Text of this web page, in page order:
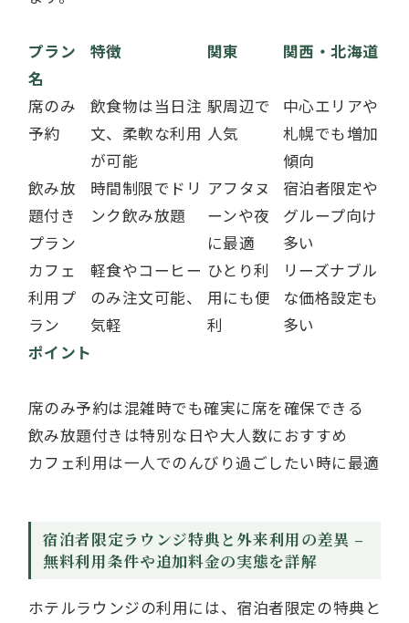
プラン
名
特徴 関東 関西・北海道
席のみ
予約
飲食物は当日注
文、柔軟な利用
が可能
駅周辺で
人気
中心エリアや
札幌でも増加
傾向
飲み放
題付き
プラン
時間制限でドリ
ンク飲み放題
アフタヌ
ーンや夜
に最適
宿泊者限定や
グループ向け
多い
カフェ
利用プ
ラン
軽食やコーヒー
のみ注文可能、
気軽
ひとり利
用にも便
利
リーズナブル
な価格設定も
多い
ポイント
席のみ予約は混雑時でも確実に席を確保できる
飲み放題付きは特別な日や大人数におすすめ
カフェ利用は一人でのんびり過ごしたい時に最適
宿泊者限定ラウンジ特典と外来利用の差異 –
無料利用条件や追加料金の実態を詳解
ホテルラウンジの利用には、宿泊者限定の特典と